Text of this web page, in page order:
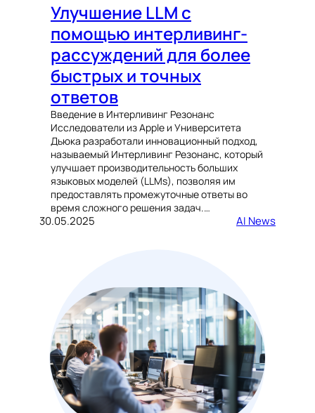
Улучшение LLM с
помощью интерливинг-
рассуждений для более
быстрых и точных
ответов
Введение в Интерливинг Резонанс
Исследователи из Apple и Университета
Дьюка разработали инновационный подход,
называемый Интерливинг Резонанс, который
улучшает производительность больших
языковых моделей (LLMs), позволяя им
предоставлять промежуточные ответы во
время сложного решения задач.…
30.05.2025 AI News